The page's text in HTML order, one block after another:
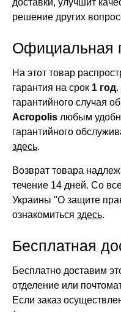
решение других
Официальная
На этот товар
гарантия на срок 1 год.
гарантийного случая
Acropolis любым
гарантийного
здесь.
Возврат товара
течение 14 дней. Со
Украины "О защите
ознакомиться здесь.
Бесплатная
Бесплатно доставим
отделение или
Если заказ